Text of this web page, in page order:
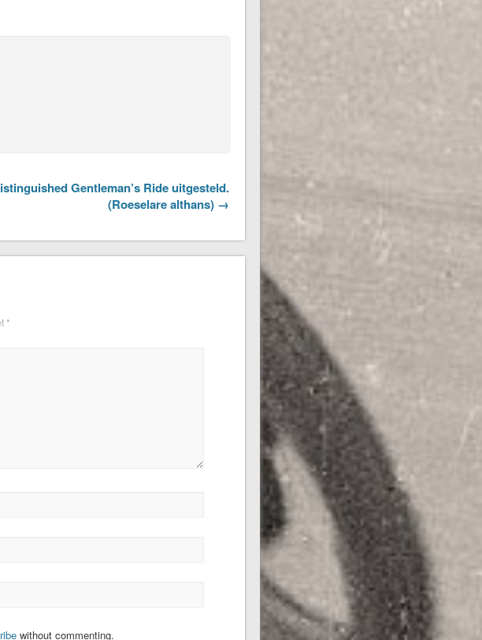
Gentleman’s Ride uitgesteld.
(Roeselare althans) →
*
without commenting.